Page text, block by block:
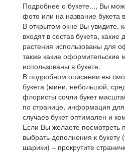
Подробнее о букете..., Вы
фото или на название букета
В открытом окне Вы увидите,
входят в состав букета, какие
растения использованы для
также какие оформительские
использованы в букете.
В подробном описании вы
букета (мини, небольшой,
флористы сочли букет
по странице, информация для
случаев букет оптимален и
Если Вы желаете посмотреть
выбрать дополнения к букету
шарики) – прокрутите